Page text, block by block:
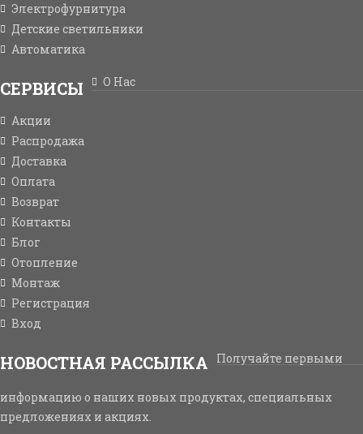
Электрофурнитура
Детские светильники
Автоматика
СЕРВИСЫ О Нас
Акции
Распродажа
Доставка
Оплата
Возврат
Контакты
Блог
Отопление
Монтаж
Регистрация
Вход
НОВОСТНАЯ РАССЫЛКА Получайте первыми
информацию о наших новых продуктах, специальных
предложениях и акциях.